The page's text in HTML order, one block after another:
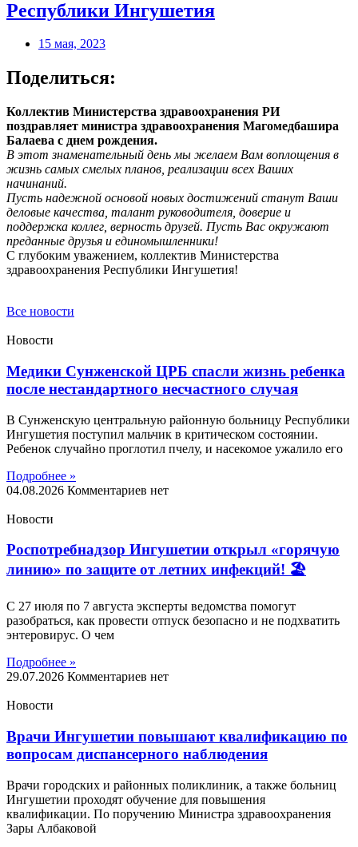
Республики Ингушетия
15 мая, 2023
Поделиться:
Коллектив Министерства здравоохранения РИ
поздравляет министра здравоохранения Магомедбашира
Балаева с днем рождения.
В этот знаменательный день мы желаем Вам воплощения в
жизнь самых смелых планов, реализации всех Ваших
начинаний.
Пусть надежной основой новых достижений станут Ваши
деловые качества, талант руководителя, доверие и
поддержка коллег, верность друзей. Пусть Вас окружают
преданные друзья и единомышленники!
С глубоким уважением, коллектив Министерства
здравоохранения Республики Ингушетия!
Все новости
Новости
Медики Сунженской ЦРБ спасли жизнь ребенка
после нестандартного несчастного случая
В Сунженскую центральную районную больницу Республики
Ингушетия поступил мальчик в критическом состоянии.
Ребенок случайно проглотил пчелу, и насекомое ужалило его
Подробнее »
04.08.2026 Комментариев нет
Новости
Роспотребнадзор Ингушетии открыл «горячую
линию» по защите от летних инфекций! 🏖
С 27 июля по 7 августа эксперты ведомства помогут
разобраться, как провести отпуск безопасно и не подхватить
энтеровирус. О чем
Подробнее »
29.07.2026 Комментариев нет
Новости
Врачи Ингушетии повышают квалификацию по
вопросам диспансерного наблюдения
Врачи городских и районных поликлиник, а также больниц
Ингушетии проходят обучение для повышения
квалификации. По поручению Министра здравоохранения
Зары Албаковой